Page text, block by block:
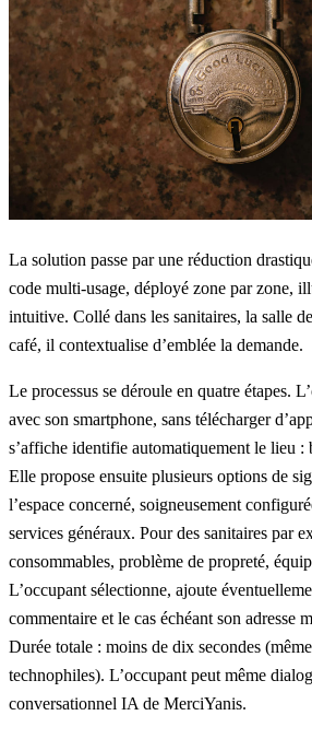
La solution passe par une réduction
code multi-usage, déployé zone par zone,
intuitive. Collé dans les sanitaires, la salle
café, il contextualise d’emblée la demande.
Le processus se déroule en quatre étapes.
avec son smartphone, sans télécharger
s’affiche identifie automatiquement le lieu :
Elle propose ensuite plusieurs options de
l’espace concerné, soigneusement
services généraux. Pour des sanitaires par
consommables, problème de propreté,
L’occupant sélectionne, ajoute
commentaire et le cas échéant son adresse
Durée totale : moins de dix secondes
technophiles). L’occupant peut même
conversationnel IA de MerciYanis.